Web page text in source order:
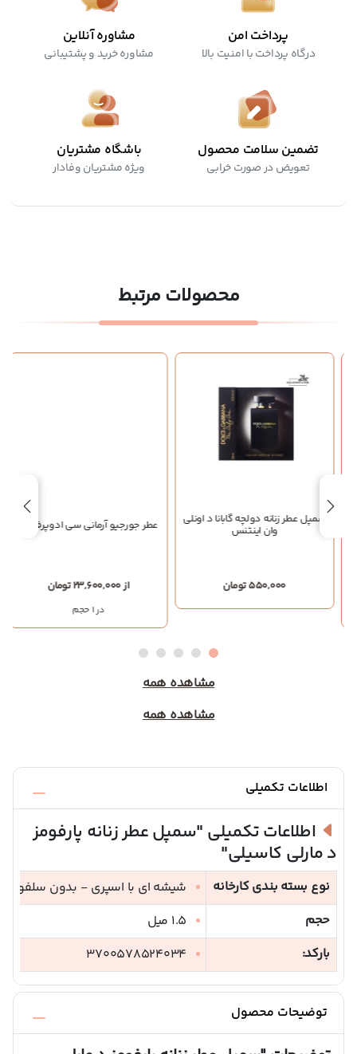
پرداخت امن
درگاه پرداخت با امنیت بالا
مشاوره آنلاین
مشاوره خرید و پشتیبانی
تضمین سلامت محصول
تعویض در صورت خرابی
باشگاه مشتریان
ویژه مشتریان وفادار
محصولات مرتبط
سمپل عطر زنانه دولچه گابانا د اونلی
وان اینتنس
550,000 تومان
عطر جورجیو آرمانی سی ادوپرفیوم
از 23,600,000 تومان
در 1 حجم
مشاهده همه
مشاهده همه
اطلاعات تکمیلی
اطلاعات تکمیلی "سمپل عطر زنانه پارفومز
د مارلی کاسیلی"
نوع بسته بندی کارخانه
شیشه ای با اسپری - بدون سلفون
حجم
1.5 میل
بارکد:
3700578524034
توضیحات محصول